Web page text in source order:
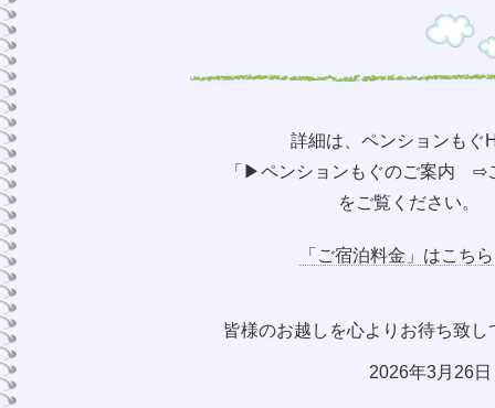
詳細は、ペンションもぐ
「▶︎ペンションもぐのご案内 ⇨
をご覧ください。
「ご宿泊料金」はこちら
皆様のお越しを心よりお待ち致し
2026年3月26